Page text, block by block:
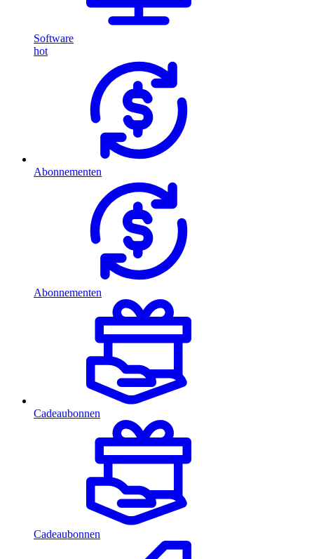
Software
hot
Abonnementen
Abonnementen
Cadeaubonnen
Cadeaubonnen